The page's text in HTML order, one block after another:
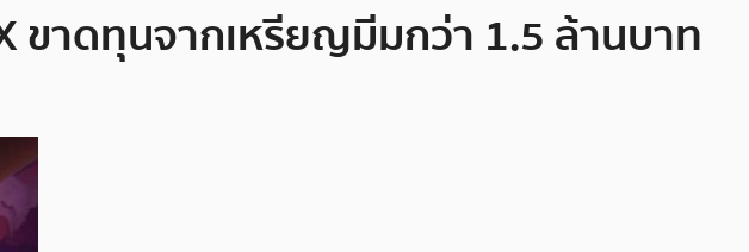
าดทุนจากเหรียญมีมกว่า 1.5 ล้านบาท